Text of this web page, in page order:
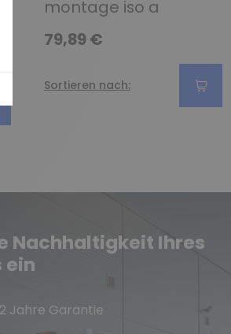
montage iso a
79,89 €
Sortieren nach:
Nachhaltigkeit Ihres
ein
Jahre Garantie